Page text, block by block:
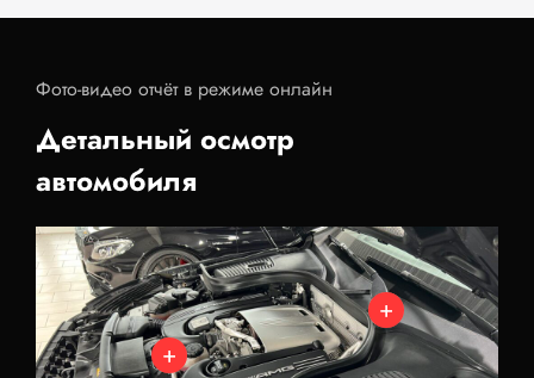
Фото-видео отчёт в режиме онлайн
Детальный осмотр
автомобиля